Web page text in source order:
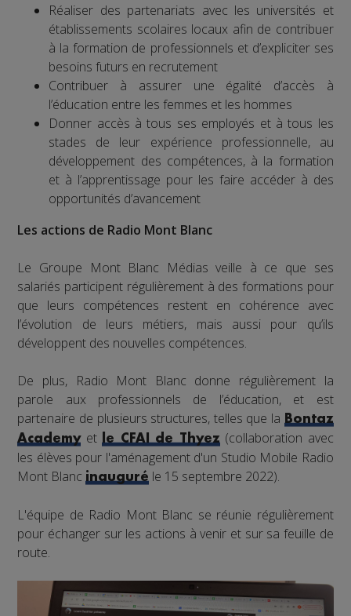
Réaliser des partenariats avec les universités et
établissements scolaires locaux afin de contribuer
à la formation de professionnels et d’expliciter ses
besoins futurs en recrutement
Contribuer à assurer une égalité d’accès à
l’éducation entre les femmes et les hommes
Donner accès à tous ses employés et à tous les
stades de leur expérience professionnelle, au
développement des compétences, à la formation
et à l’apprentissage pour les faire accéder à des
opportunités d’avancement
Les actions de Radio Mont Blanc
Le Groupe Mont Blanc Médias veille à ce que ses
salariés participent régulièrement à des formations pour
que leurs compétences restent en cohérence avec
l’évolution de leurs métiers, mais aussi pour qu’ils
développent des nouvelles compétences.
De plus, Radio Mont Blanc donne régulièrement la
parole aux professionnels de l’éducation, et est
partenaire de plusieurs structures, telles que la
Bontaz
Academyet le CFAI de Thyez(collaboration avec
les élèves pour l'aménagement d'un Studio Mobile Radio
Mont Blancinauguré le 15 septembre 2022).
L'équipe de Radio Mont Blanc se réunie régulièrement
pour échanger sur les actions à venir et sur sa feuille de
route.